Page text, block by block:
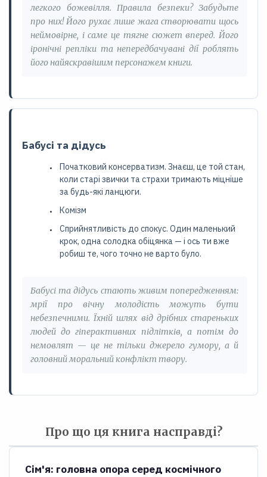
легкого божевілля. Правила безпеки? Забудьте
про них! Його рухає лише жага створювати щось
неймовірне, і саме це тягне сюжет вперед. Його
іронічні репліки та непередбачувані дії роблять
його найяскравішим персонажем книги.
Бабусі та дідусь
Початковий консерватизм. Знаєш, це той стан,
коли старі звички та страхи тримають міцніше
за будь-які ланцюги.
Комізм
Сприйнятливість до спокус. Один маленький
крок, одна солодка обіцянка — і ось ти вже
робиш те, чого точно не варто було.
Бабусі та дідусь стають живим попередженням:
мрії про вічну молодість можуть бути
небезпечними. Їхній шлях від дрібних стареньких
людей до гіперактивних підлітків, а потім до
немовлят — це не тільки джерело гумору, а й
головний моральний конфлікт твору.
Про що ця книга насправді?
Сім'я: головна опора серед космічного